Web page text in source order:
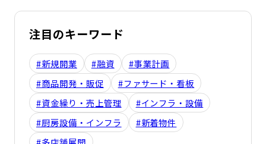
注目のキーワード
#新規開業 #融資
#事業計画
#商品開発・販促
#ファサード・看板
#資金繰り・売上管理
#インフラ・設備
#厨房設備・インフラ
#新着物件